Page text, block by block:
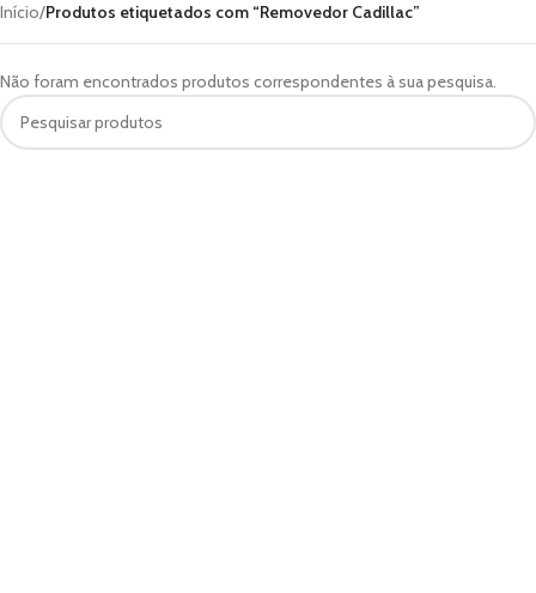
Início/Produtos etiquetados com “Removedor Cadillac”
Não foram encontrados produtos correspondentes à sua pesquisa.